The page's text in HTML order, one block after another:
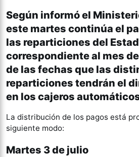
Según informó el
este martes continúa el
las reparticiones del
correspondiente al mes
de las fechas que las
reparticiones tendrán el
en los cajeros
La distribución de los pagos está
siguiente modo:
Martes 3 de julio